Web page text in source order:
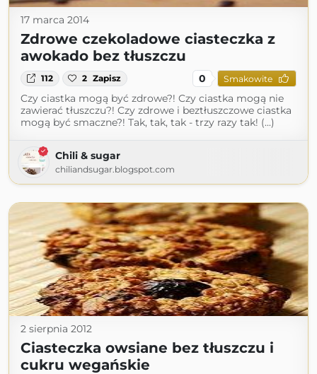
17 marca 2014
Zdrowe czekoladowe ciasteczka z
awokado bez tłuszczu
112 2 Zapisz 0 Smakowite
Czy ciastka mogą być zdrowe?! Czy ciastka mogą nie
zawierać tłuszczu?! Czy zdrowe i beztłuszczowe ciastka
mogą być smaczne?! Tak, tak, tak - trzy razy tak! (...)
Chili & sugar
chiliandsugar.blogspot.com
2 sierpnia 2012
Ciasteczka owsiane bez tłuszczu i
cukru wegańskie